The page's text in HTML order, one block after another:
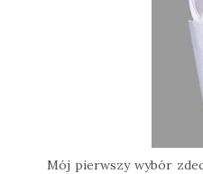
Mój pierwszy wybór